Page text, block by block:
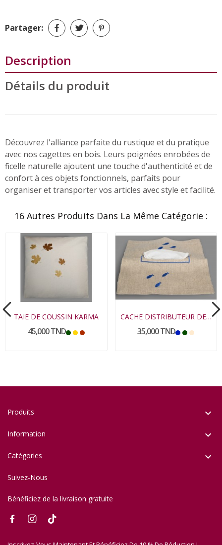
Partager:
Description
Détails du produit
Découvrez l'alliance parfaite du rustique et du pratique
avec nos cagettes en bois. Leurs poignées enrobées de
ficelle naturelle ajoutent une touche d'authenticité et de
confort à ces objets fonctionnels, parfaits pour
organiser et transporter vos articles avec style et facilité.
16 Autres Produits Dans La Même Catégorie :
TAIE DE COUSSIN KARMA
45,000 TND
CACHE DISTRIBUTEUR DE MOUCHOIRS HWITET
35,000 TND
Produits 
Information 
Catégories 
Suivez-Nous
Bénéficiez de la livraison gratuite